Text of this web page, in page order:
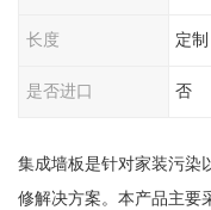
长度 定制
是否进口 否
集成墙板是针对家装污染
修解决方案。本产品主要